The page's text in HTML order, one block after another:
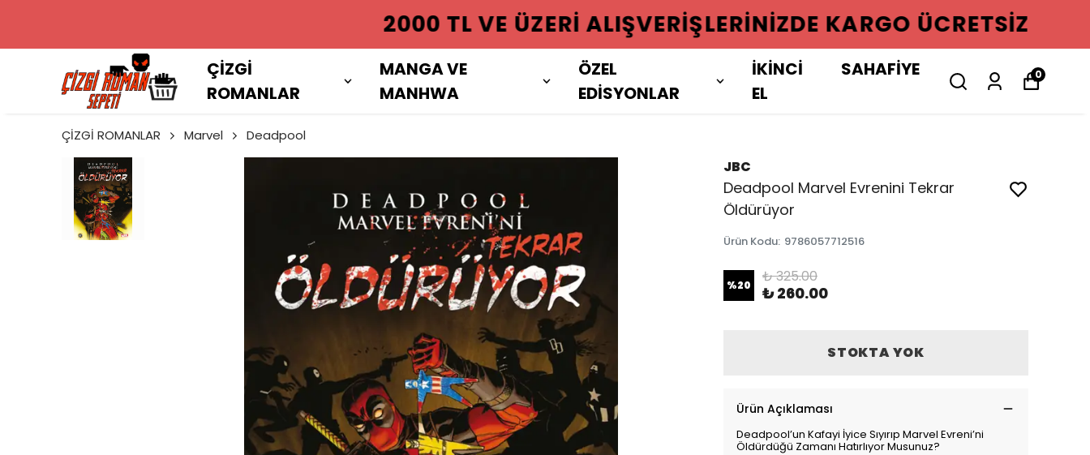
2000 TL VE ÜZERI ALIŞVERIŞLERINIZDE KARGO ÜCRETSIZ
ÇİZGİ
ROMANLAR
MANGA VE
MANHWA
ÖZEL
EDİSYONLAR
İKİNCİ
EL
SAHAFİYE 0
ÇİZGİ ROMANLAR Marvel Deadpool
JBC
Deadpool Marvel Evrenini Tekrar
Öldürüyor
Ürün Kodu: 9786057712516
%20 ₺ 325.00
₺ 260.00
STOKTA YOK
Ürün Açıklaması
Deadpool’un Kafayi İyice Sıyırıp Marvel Evreni’ni
Öldürdüğü Zamanı Hatırlıyor Musunuz?